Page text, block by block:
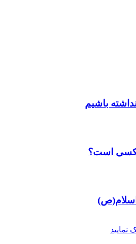
باشیم
کسی است؟
اسلام(ص)
نمایید